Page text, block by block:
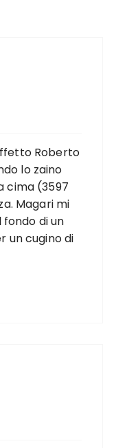
Roberto
lo zaino
cima (3597
Magari mi
di un
un cugino di